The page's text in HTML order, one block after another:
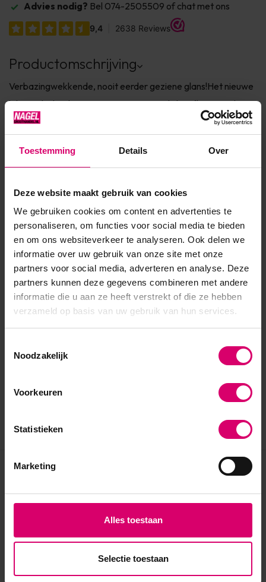
Toestemming Details Over
Deze website maakt gebruik van cookies
We gebruiken cookies om content en advertenties te
personaliseren, om functies voor social media te bieden
en om ons websiteverkeer te analyseren. Ook delen we
informatie over uw gebruik van onze site met onze
partners voor social media, adverteren en analyse. Deze
partners kunnen deze gegevens combineren met andere
informatie die u aan ze heeft verstrekt of die ze hebben
verzameld op basis van uw gebruik van hun services.
Noodzakelijk
Voorkeuren
Statistieken
Marketing
Alles toestaan
Selectie toestaan
Advies nodig? Bel 074-2505509 of chat met ons
Productomschrijving
Verbazingwekkende, nooit eerder geziene glans!Het nieuwe
lid van Flash schittert met een extreem lichtreflecterend
effectverandert de nagels van uw gasten in een bijzonder
nagels. Met het fijnkorrelige decoratiepoedergemengd met
Toon meer
Eerder bekeken